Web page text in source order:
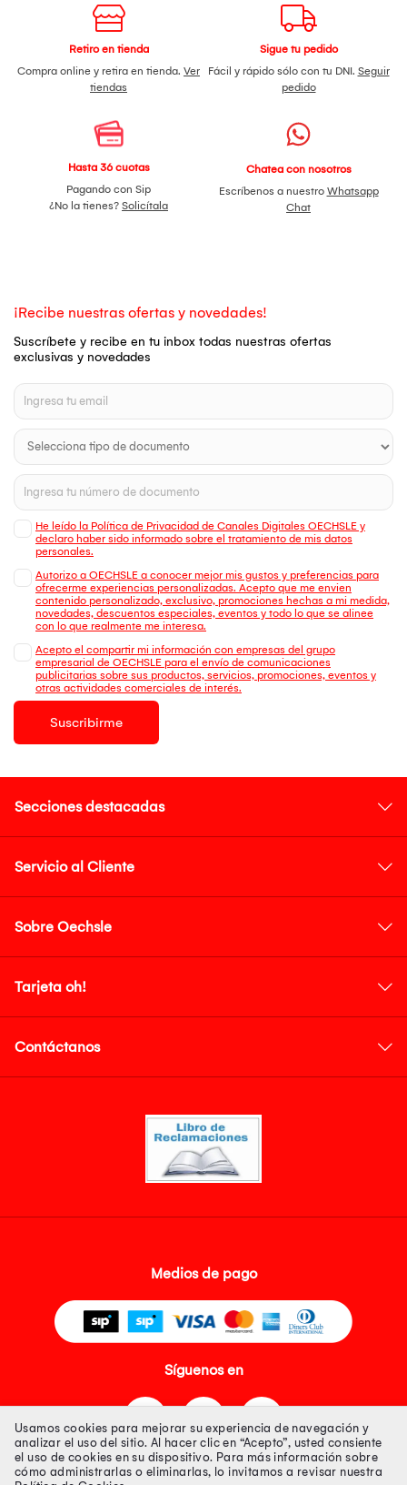
Retiro en tienda
Compra online y retira en tienda. Ver
tiendas
Sigue tu pedido
Fácil y rápido sólo con tu DNI. Seguir
pedido
Hasta 36 cuotas
Pagando con Sip
¿No la tienes? Solicítala
Chatea con nosotros
Escríbenos a nuestro Whatsapp
Chat
¡Recibe nuestras ofertas y novedades!
Suscríbete y recibe en tu inbox todas nuestras ofertas
exclusivas y novedades
He leído la Política de Privacidad de Canales Digitales OECHSLE y
declaro haber sido informado sobre el tratamiento de mis datos
personales.
Autorizo a OECHSLE a conocer mejor mis gustos y preferencias para
ofrecerme experiencias personalizadas. Acepto que me envien
contenido personalizado, exclusivo, promociones hechas a mi medida,
novedades, descuentos especiales, eventos y todo lo que se alinee
con lo que realmente me interesa.
Acepto el compartir mi información con empresas del grupo
empresarial de OECHSLE para el envío de comunicaciones
publicitarias sobre sus productos, servicios, promociones, eventos y
otras actividades comerciales de interés.
Suscribirme
Secciones destacadas
Servicio al Cliente
Sobre Oechsle
Tarjeta oh!
Contáctanos
Medios de pago
Síguenos en
Usamos cookies para mejorar su experiencia de navegación y
analizar el uso del sitio. Al hacer clic en “Acepto”, usted consiente
el uso de cookies en su dispositivo. Para más información sobre
cómo administrarlas o eliminarlas, lo invitamos a revisar nuestra